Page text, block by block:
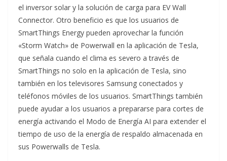
el inversor solar y la solución de carga para EV Wall
Connector. Otro beneficio es que los usuarios de
SmartThings Energy pueden aprovechar la función
«Storm Watch» de Powerwall en la aplicación de Tesla,
que señala cuando el clima es severo a través de
SmartThings no solo en la aplicación de Tesla, sino
también en los televisores Samsung conectados y
teléfonos móviles de los usuarios. SmartThings también
puede ayudar a los usuarios a prepararse para cortes de
energía activando el Modo de Energía AI para extender el
tiempo de uso de la energía de respaldo almacenada en
sus Powerwalls de Tesla.